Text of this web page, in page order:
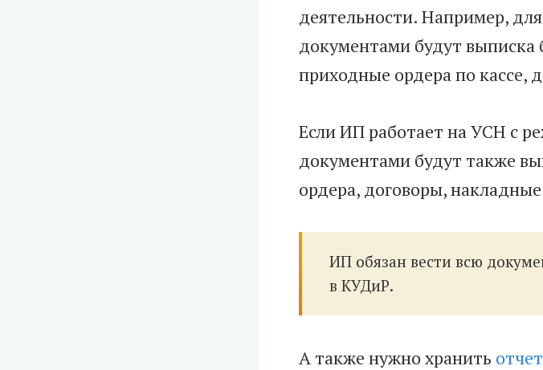
деятельности. Например,
документами будут выписка
приходные ордера по кассе,
Если ИП работает на УСН с
документами будут также
ордера, договоры,
ИП обязан вести всю
в КУДиР.
А также нужно хранить